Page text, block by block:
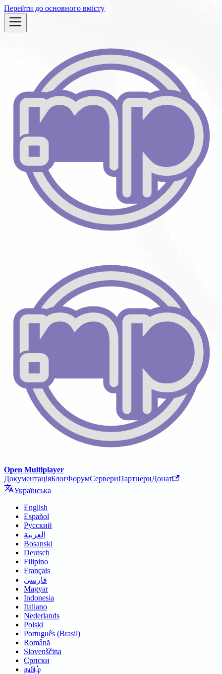
Перейти до основного вмісту
Open Multiplayer
ДокументаціяБлоґФорумСервериПартнериДонат
Українська
English
Español
Русский
العربية
Bosanski
Deutsch
Filipino
Français
فارسی
Magyar
Indonesia
Italiano
Nederlands
Polski
Português (Brasil)
Română
Slovenščina
Српски
தமிழ்